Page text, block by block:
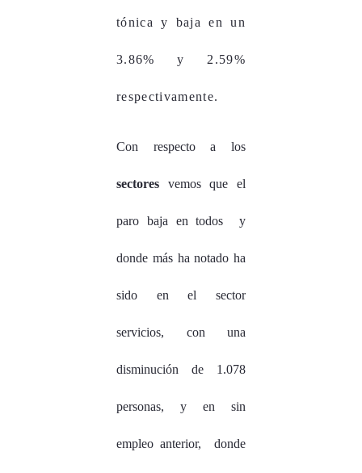
tónica y baja en un
3.86% y 2.59%
respectivamente.
Con respecto a los
sectores vemos que el
paro baja en todos y
donde más ha notado ha
sido en el sector
servicios, con una
disminución de 1.078
personas, y en sin
empleo anterior, donde